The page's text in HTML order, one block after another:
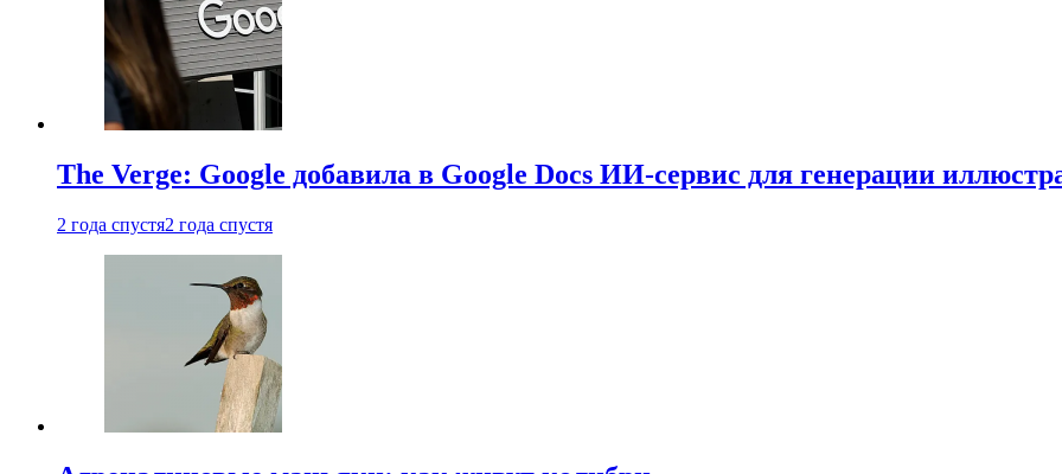
The Verge: Google добавила в Google Docs ИИ-сервис для генерации
2 года спустя2 года спустя